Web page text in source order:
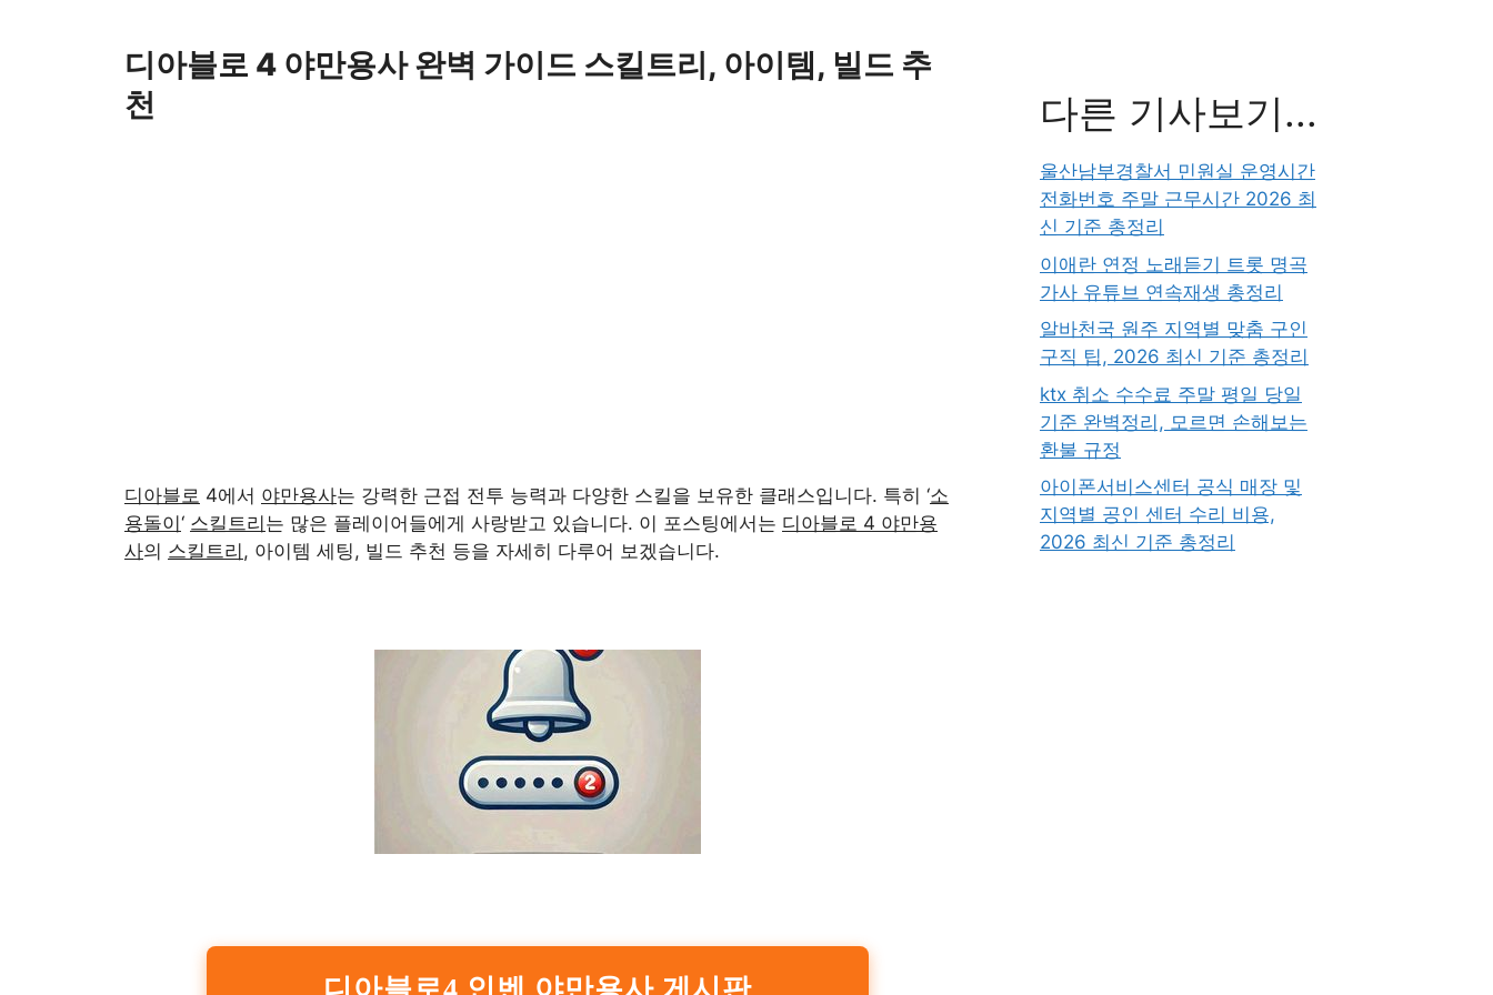
디아블로 4 야만용사 완벽 가이드 스킬트리, 아이템, 빌드 추
천
디아블로 4에서 야만용사는 강력한 근접 전투 능력과 다양한 스킬을 보유한 클래스입니다. 특히 ‘소
용돌이‘ 스킬트리 는 많은 플레이어들에게 사랑받고 있습니다. 이 포스팅에서는 디아블로 4 야만용
사의 스킬트리 , 아이템 세팅, 빌드 추천 등을 자세히 다루어 보겠습니다.
다른 기사보기...
울산남부경찰서 민원실 운영시간
전화번호 주말 근무시간 2026 최
신 기준 총정리
이애란 연정 노래듣기 트롯 명곡
가사 유튜브 연속재생 총정리
알바천국 원주 지역별 맞춤 구인
구직 팁, 2026 최신 기준 총정리
ktx 취소 수수료 주말 평일 당일
기준 완벽정리, 모르면 손해보는
환불 규정
아이폰서비스센터 공식 매장 및
지역별 공인 센터 수리 비용,
2026 최신 기준 총정리